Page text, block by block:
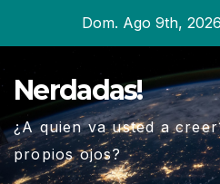
contenido
Dom. Ago 9th, 2026
Nerdadas!
¿A quien va usted a
propios ojos?